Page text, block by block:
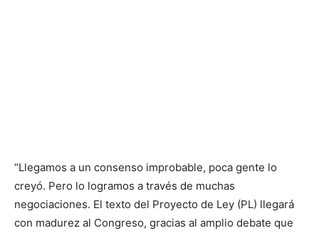
“Llegamos a un consenso improbable, poca gente lo
creyó. Pero lo logramos a través de muchas
negociaciones. El texto del Proyecto de Ley (PL) llegará
con madurez al Congreso, gracias al amplio debate que